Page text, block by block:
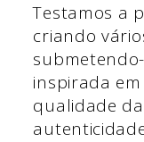
Testamos a
criando
inspirada em
qualidade